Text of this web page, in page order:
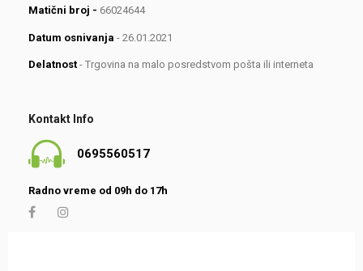
Matični broj - 66024644
Datum osnivanja - 26.01.2021
Delatnost - Trgovina na malo posredstvom pošta ili interneta
Kontakt Info
0695560517
Radno vreme od 09h do 17h